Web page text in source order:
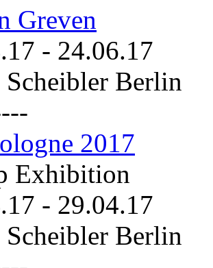
Greven
- 24.06.17
Berlin
2017
Exhibition
- 29.04.17
Berlin